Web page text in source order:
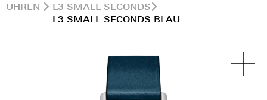
UHREN
L3 SMALL SECONDS
L3 SMALL SECONDS BLAU